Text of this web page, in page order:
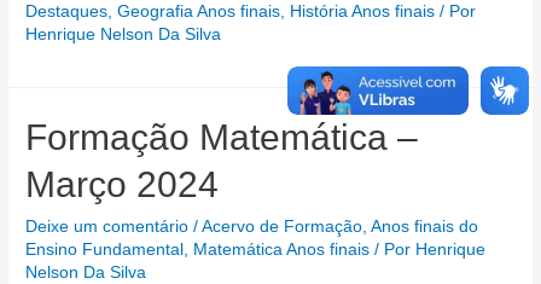
Destaques ,Geografia Anos finais História Anos finais / Por
Henrique Nelson Da Silva
Formação Matemática –
Março 2024
Deixe um comentário /Acervo de Formação,Anos finais do
Ensino Fundamental , Matemática Anos finais / Por Henrique
Nelson Da Silva